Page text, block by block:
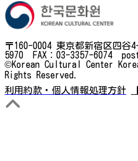
〒160-0004 東京都新宿区四谷
5970 FAX：03-3357-6074
©Korean Cultural Center
Rights Reserved.
利用約款・個人情報処理方針